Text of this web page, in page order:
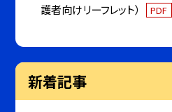
護者向けリーフレット）
PDF
新着記事